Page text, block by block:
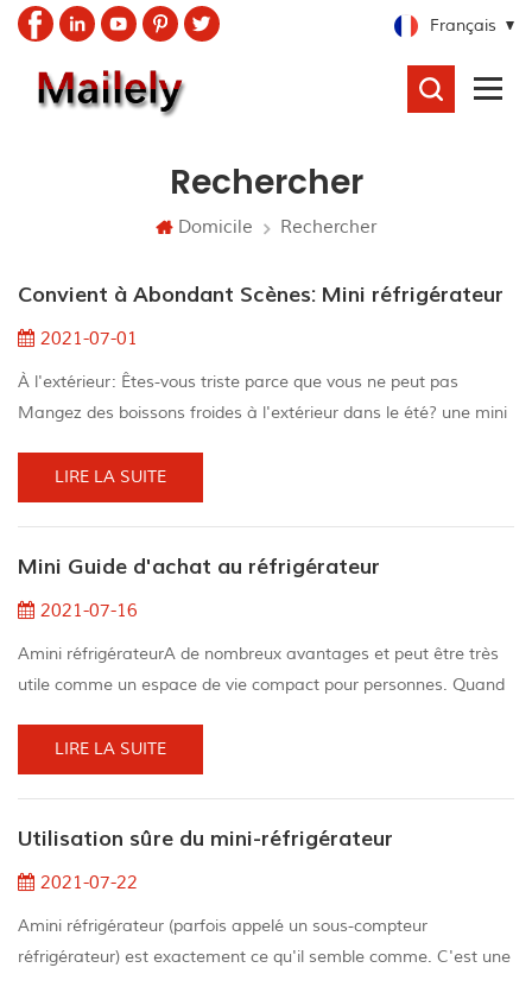
Français
Rechercher
Domicile Rechercher
Convient à Abondant Scènes: Mini réfrigérateur
2021-07-01
À l'extérieur: Êtes-vous triste parce que vous ne peut pas
Mangez des boissons froides à l'extérieur dans le été? une mini
Les mini-réfrigérateurs peuvent être placés presque n'importe
où avec une prise d'alimentation et peuvent être facilement
rendre votre expérience de cam...
LIRE LA SUITE
Mini Guide d'achat au réfrigérateur
2021-07-16
Amini réfrigérateurA de nombreux avantages et peut être très
utile comme un espace de vie compact pour personnes. Quand
également divers produits. Nous J'espère que notre guide
d'achat de mini-réfrigérateur peut résoudre toutes vos
classification de base Mini taille du réfrigérateurLa ...
LIRE LA SUITE
Utilisation sûre du mini-réfrigérateur
2021-07-22
Amini réfrigérateur (parfois appelé un sous-compteur
réfrigérateur) est exactement ce qu'il semble comme. C'est une